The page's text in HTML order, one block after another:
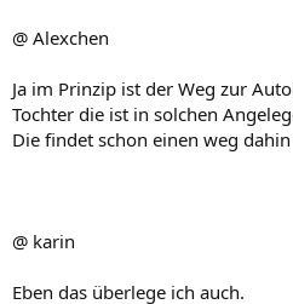
@ Alexchen
Ja im Prinzip ist der Weg zur
Tochter die ist in solchen
Die findet schon einen weg
@ karin
Eben das überlege ich auch.